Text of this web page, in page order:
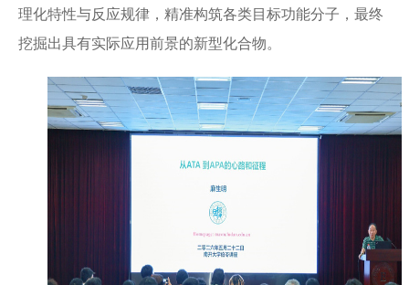
理化特性与反应规律，精准构筑各类目标功能分子，最终
挖掘出具有实际应用前景的新型化合物。